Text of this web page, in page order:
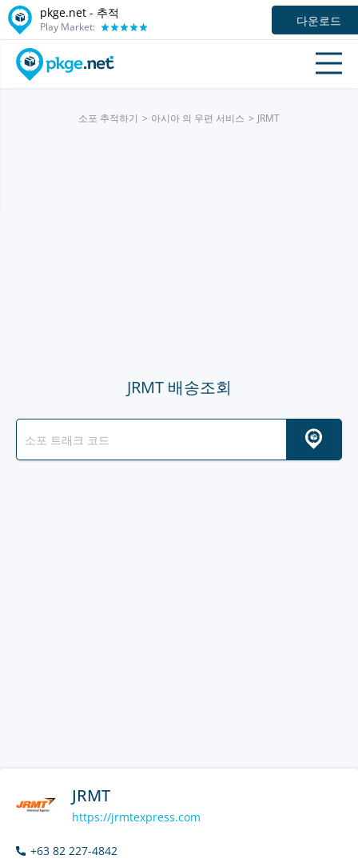
pkge.net - 추적
Play Market: 다운로드
소포 추적하기 아시아 의 우편 서비스 JRMT
JRMT 배송조회
JRMT
https://jrmtexpress.com
+63 82 227-4842